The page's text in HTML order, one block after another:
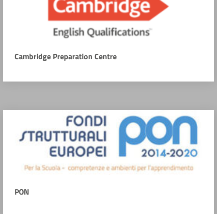
Cambridge Preparation Centre
PON